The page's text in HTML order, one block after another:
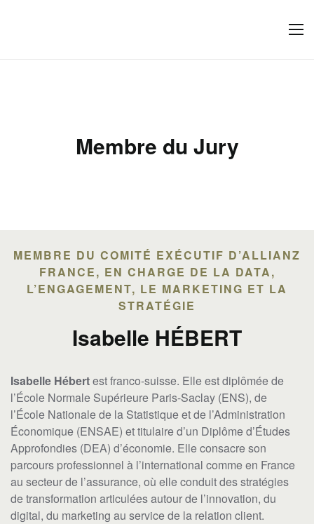
Membre du Jury
MEMBRE DU COMITÉ EXÉCUTIF D’ALLIANZ
FRANCE, EN CHARGE DE LA DATA,
L’ENGAGEMENT, LE MARKETING ET LA
STRATÉGIE
Isabelle HÉBERT
Isabelle Hébertest franco-suisse. Elle est diplômée de
l’École Normale Supérieure Paris-Saclay (ENS), de
l’École Nationale de la Statistique et de l’Administration
Économique (ENSAE) et titulaire d’un Diplôme d’Études
Approfondies (DEA) d’économie. Elle consacre son
parcours professionnel à l’international comme en France
au secteur de l’assurance, où elle conduit des stratégies
de transformation articulées autour de l’innovation, du
digital, du marketing au service de la relation client.